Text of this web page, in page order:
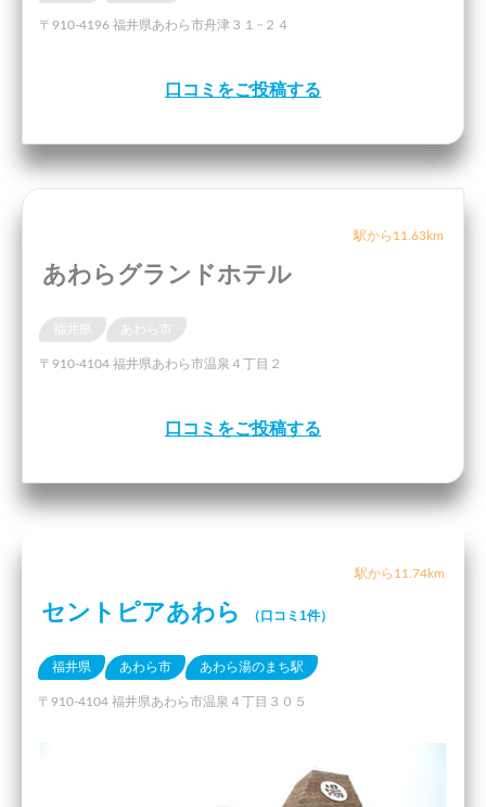
〒910-4196 福井県あわら市舟津３１−２４
口コミをご投稿する
駅から11.63km
あわらグランドホテル
あわら市
〒910-4104 福井県あわら市温泉４丁目２
口コミをご投稿する
駅から11.74km
セントピアあわら （口コミ1件）
福井県 あわら市 あわら湯のまち駅
〒910-4104 福井県あわら市温泉４丁目３０５